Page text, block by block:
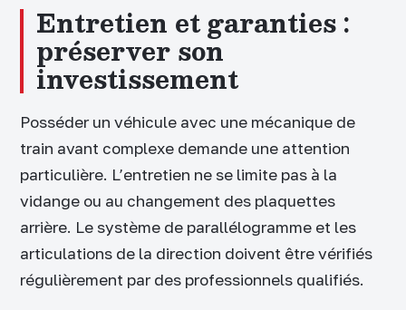
Entretien et garanties :
préserver son
investissement
Posséder un véhicule avec une mécanique de
train avant complexe demande une attention
particulière. L’entretien ne se limite pas à la
vidange ou au changement des plaquettes
arrière. Le système de parallélogramme et les
articulations de la direction doivent être vérifiés
régulièrement par des professionnels qualifiés.